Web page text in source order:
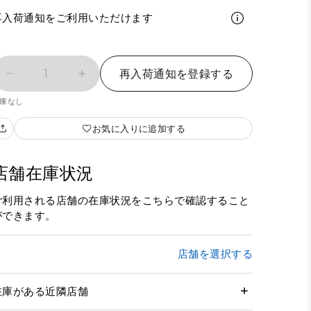
入荷通知をご利用いただけます
1 再入荷通知を登録する
なし
お気に入りに追加する
舗在庫状況
利用される店舗の在庫状況をこちらで確認すること
きます。
店舗を選択する
庫がある近隣店舗